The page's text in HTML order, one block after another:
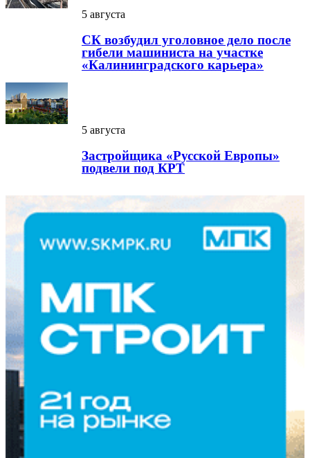
5 августа
СК возбудил уголовное дело после
гибели машиниста на участке
«Калининградского карьера»
5 августа
Застройщика «Русской Европы»
подвели под КРТ